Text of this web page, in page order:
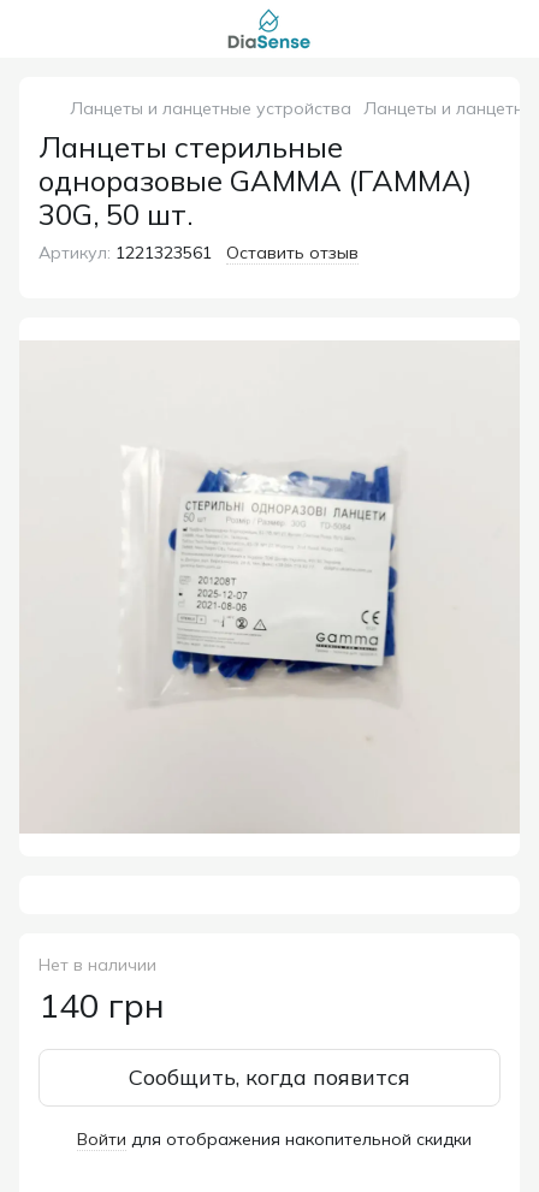
Ланцеты и ланцетные устройства Ланцеты и
Ланцеты стерильные
одноразовые GAMMA (ГАММА)
30G, 50 шт.
Артикул: 1221323561 Оставить отзыв
Нет в наличии
140 грн
Сообщить, когда появится
Войти для отображения накопительной скидки